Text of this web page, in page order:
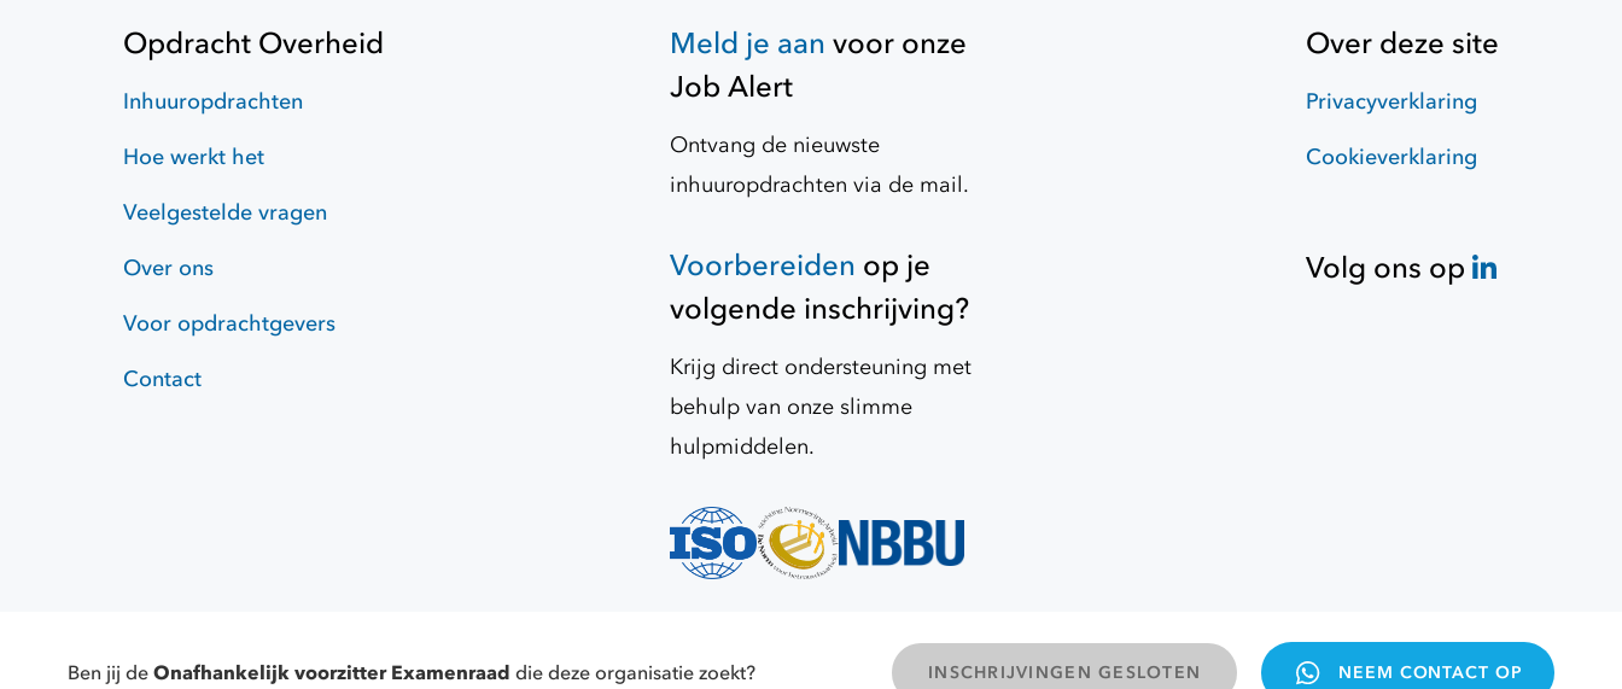
Ben jij deOnafhankelijk voorzitter Examenraad die deze organisatie zoekt? INSCHRIJVINGEN GESLOTEN NEEM CONTACT OP
Opdracht Overheid
Inhuuropdrachten
Hoe werkt het
Veelgestelde vragen
Over ons
Voor opdrachtgevers
Contact
Meld je aan voor onze
Job Alert
Ontvang de nieuwste
inhuuropdrachten via de mail.
Voorbereiden op je
volgende inschrijving?
Krijg direct ondersteuning met
behulp van onze slimme
hulpmiddelen.
Over deze site
Privacyverklaring
Cookieverklaring
Volg ons op
Hoofdkantoor (KBenP), Charlotte van Pallandtlaan 18, 2272 TR Voorburg Route via Google Maps© 2026 Opdracht Overheid